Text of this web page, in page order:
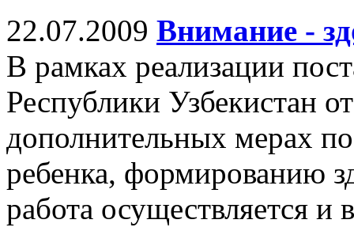
22.07.2009 Внимание -
В рамках реализации
Республики Узбекистан
дополнительных мерах
ребенка, формированию
работа осуществляется и